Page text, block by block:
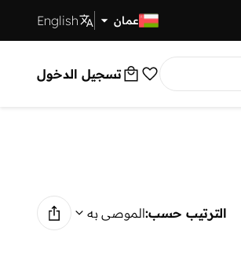
عمان English
تسجيل الدخول
الترتيب حسب:الموصى به